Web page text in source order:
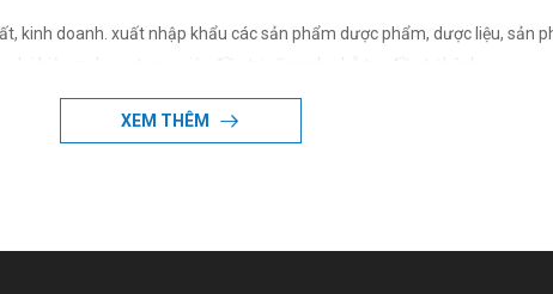
kinh doanh. xuất nhập khẩu các sản phẩm dược phẩm, dược liệu, sản
hiệu quả cao trong việc điều trị cũng như hỗ trợ điều trị bệnh.
XEM THÊM